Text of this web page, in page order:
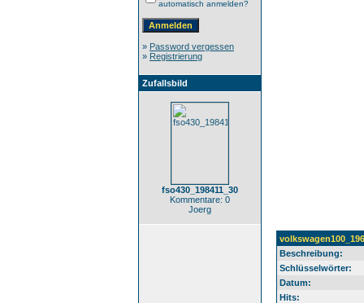
automatisch anmelden?
» Password vergessen
» Registrierung
Zufallsbild
fso430_198411_30
Kommentare: 0
Joerg
Beschreibung:
Schlüsselwörter:
Datum:
Hits: